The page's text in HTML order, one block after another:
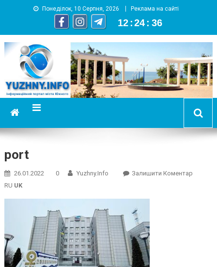
Понеділок, 10 Серпня, 2026 Реклама на сайті
12 :24 : 36
YUZHNY.INFO
информационный портал города Южный
port
26.01.2022 0 Yuzhny.info Залишити КоментарOn
RU UK